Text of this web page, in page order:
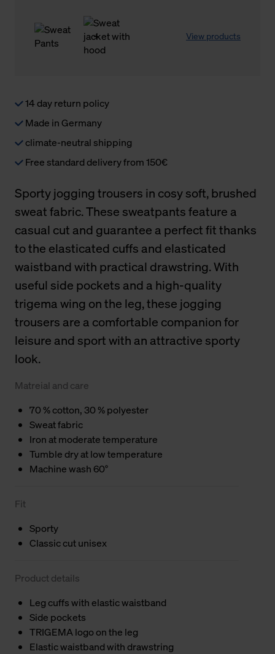
View products
14 day return policy
Made in Germany
climate-neutral shipping
Free standard delivery from 150€
Sporty jogging trousers in cosy soft, brushed
sweat fabric. These sweatpants feature a
casual cut and guarantee a perfect fit thanks
to the elasticated cuffs and elasticated
waistband with practical drawstring. With
useful side pockets and a high-quality
trigema wing on the leg, these jogging
trousers are a comfortable companion for
leisure and sport with an attractive sporty
look.
Matreial and care
70 % cotton, 30 % polyester
Sweat fabric
Iron at moderate temperature
Tumble dry at low temperature
Machine wash 60°
Fit
Sporty
Classic cut unisex
Product details
Leg cuffs with elastic waistband
Side pockets
TRIGEMA logo on the leg
Elastic waistband with drawstring